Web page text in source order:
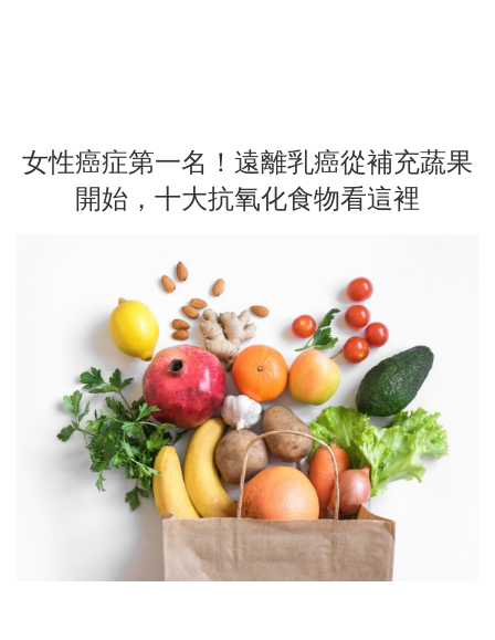
女性癌症第一名！遠離乳癌從補充蔬果
開始，十大抗氧化食物看這裡